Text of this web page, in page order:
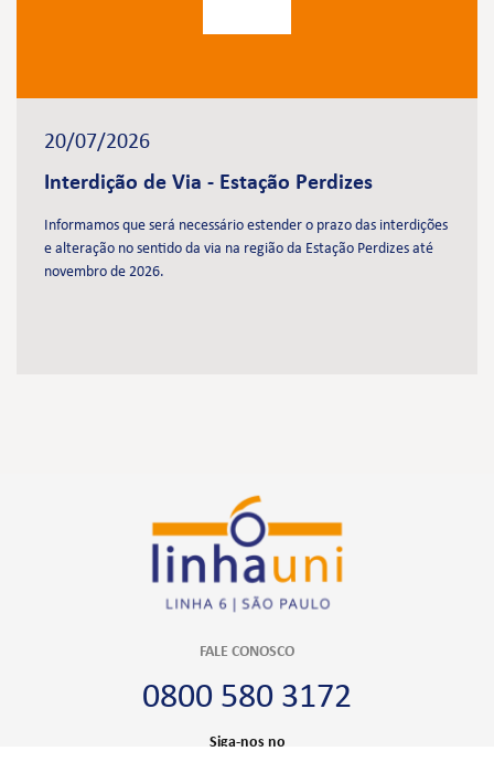
20/07/2026
Interdição de Via - Estação Perdizes
Informamos que será necessário estender o prazo das interdições
e alteração no sentido da via na região da Estação Perdizes até
novembro de 2026.
FALE CONOSCO
0800 580 3172
Siga-nos no